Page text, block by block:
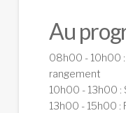
Au
08h00 - 10h00
rangement
10h00 - 13h00 :
13h00 - 15h00 :